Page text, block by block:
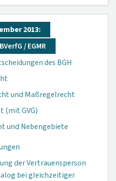
2013:
/ EGMR
des BGH
und Maßregelrecht
(mit GVG)
und Nebengebiete
der Vertrauensperson
bei gleichzeitiger